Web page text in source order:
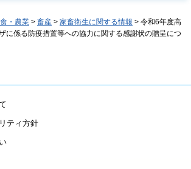
食・農業 > 畜産 > 家畜衛生に関する情報 > 令和6年度高
に係る防疫措置等への協力に関する感謝状の贈呈につ
ティ方針